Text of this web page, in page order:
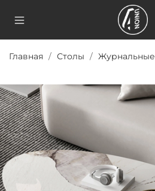
Главная Столы Журнальные